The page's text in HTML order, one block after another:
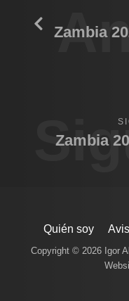
Zambia
Quién soy
Copyright © 2026 Igor